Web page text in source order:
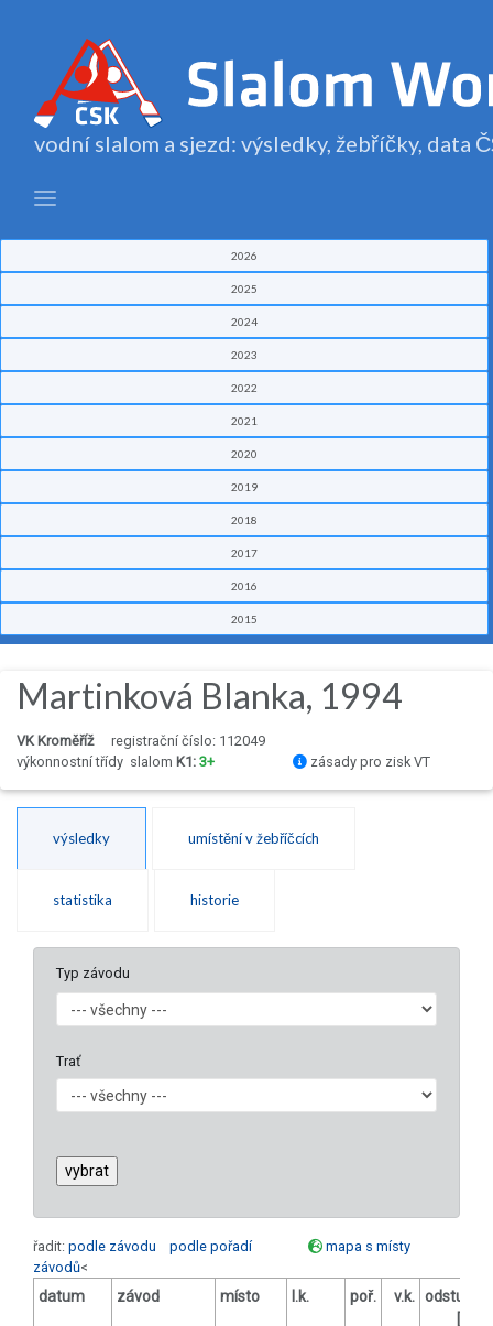
vodní slalom a sjezd: výsledky, žebříčky, data
2026
2025
2024
2023
2022
2021
2020
2019
2018
2017
2016
2015
Martinková Blanka, 1994
VK Kroměříž
registrační číslo: 112049
výkonnostní třídy slalom K1: 3+ zásady pro zisk VT
výsledky umístění v žebříčcích
statistika historie
Typ závodu
Trať
řadit: podle závodu podle pořadí
mapa s místy
závodů<
datum závod místo l.k. poř. v.k. odstup